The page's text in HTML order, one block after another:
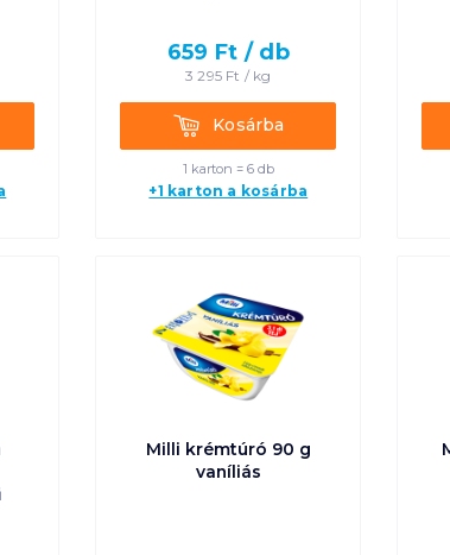
659 Ft / db
3 295 Ft / kg
KosárbaKosárba
1 karton = 6 db
+1 karton a kosárba
Milli krémtúró 90 g
vaníliás